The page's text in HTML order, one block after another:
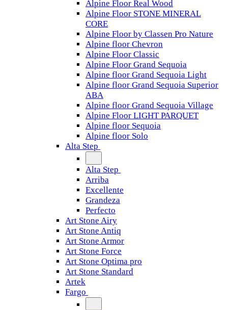
Alpine Floor Real Wood
Alpine Floor STONE MINERAL
CORE
Alpine Floor by Classen Pro Nature
Alpine floor Chevron
Alpine Floor Classic
Alpine Floor Grand Sequoia
Alpine floor Grand Sequoia Light
Alpine floor Grand Sequoia Superior
ABA
Alpine floor Grand Sequoia Village
Alpine Floor LIGHT PARQUET
Alpine floor Sequoia
Alpine floor Solo
Alta Step
Alta Step
Arriba
Excellente
Grandeza
Perfecto
Art Stone Airy
Art Stone Antiq
Art Stone Armor
Art Stone Force
Art Stone Optima pro
Art Stone Standard
Artek
Fargo